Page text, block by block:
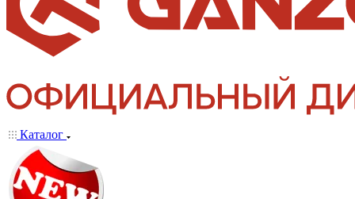
Каталог